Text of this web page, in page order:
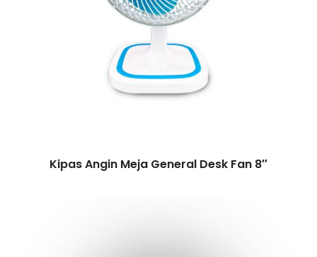
Kipas Angin Meja General Desk Fan 8″